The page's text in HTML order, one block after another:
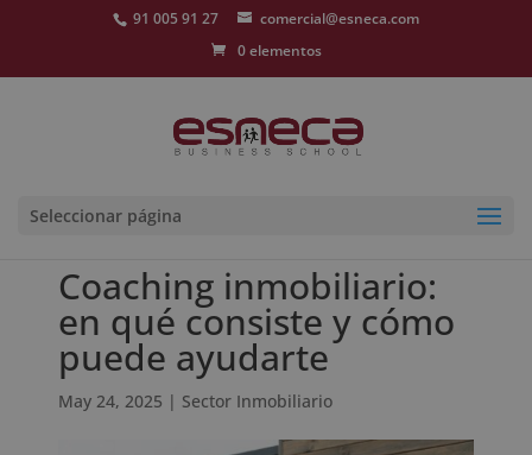
91 005 91 27
comercial@esneca.com
0 elementos
Seleccionar página
Coaching inmobiliario:
en qué consiste y cómo
puede ayudarte
May 24, 2025 | Sector Inmobiliario